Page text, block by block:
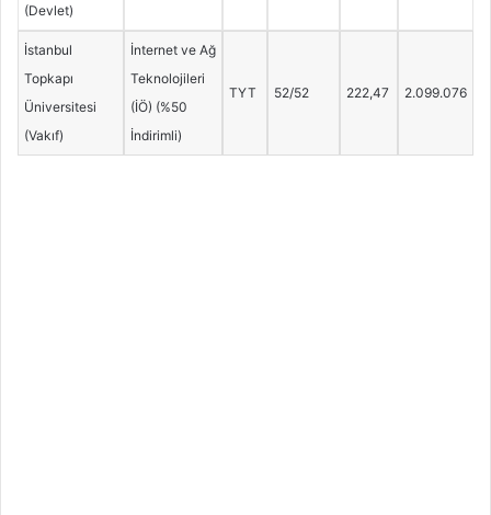
(Devlet)
İstanbul
Topkapı
Üniversitesi
(Vakıf)
İnternet ve Ağ
Teknolojileri
(İÖ) (%50
İndirimli)
TYT 52/52 222,47 2.099.076